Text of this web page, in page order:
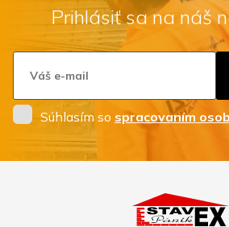
Prihlásiť sa na náš
Súhlasím so spracovaním